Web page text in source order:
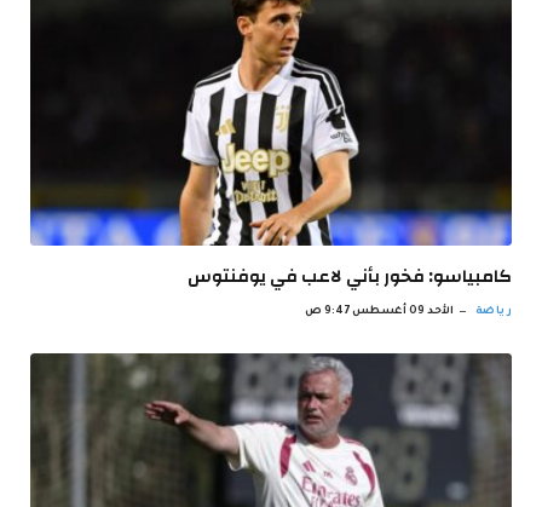
كامبياسو: فخور بأني لاعب في يوفنتوس
رياضة الأحد 09 أغسطس 9:47 ص